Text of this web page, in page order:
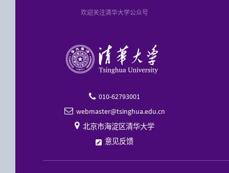
欢迎关注清华大学公众号
 010-62793001
 webmaster@tsinghua.edu.cn
 北京市海淀区清华大学
意见反馈